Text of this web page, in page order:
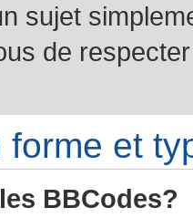
sujet
de
forme et
BBCodes?